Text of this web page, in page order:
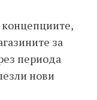
за
периода
нови